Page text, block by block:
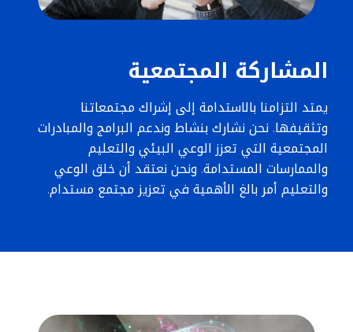
المشاركة المجتمعية
يمتد التزامنا بالاستدامة إلى إشراك مجتمعاتنا
وتثقيفها. نحن نشارك بنشاط وندعم البرامج والمبادرات
المجتمعية التي تعزز الوعي البيئي والتعليم
والممارسات المستدامة. ونحن نعتقد أن خلق الوعي
والتعليم أمر بالغ الأهمية في تعزيز مجتمع مستدام.